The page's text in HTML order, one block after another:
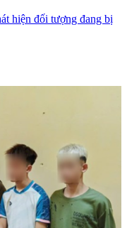
hiện đối tượng đang bị